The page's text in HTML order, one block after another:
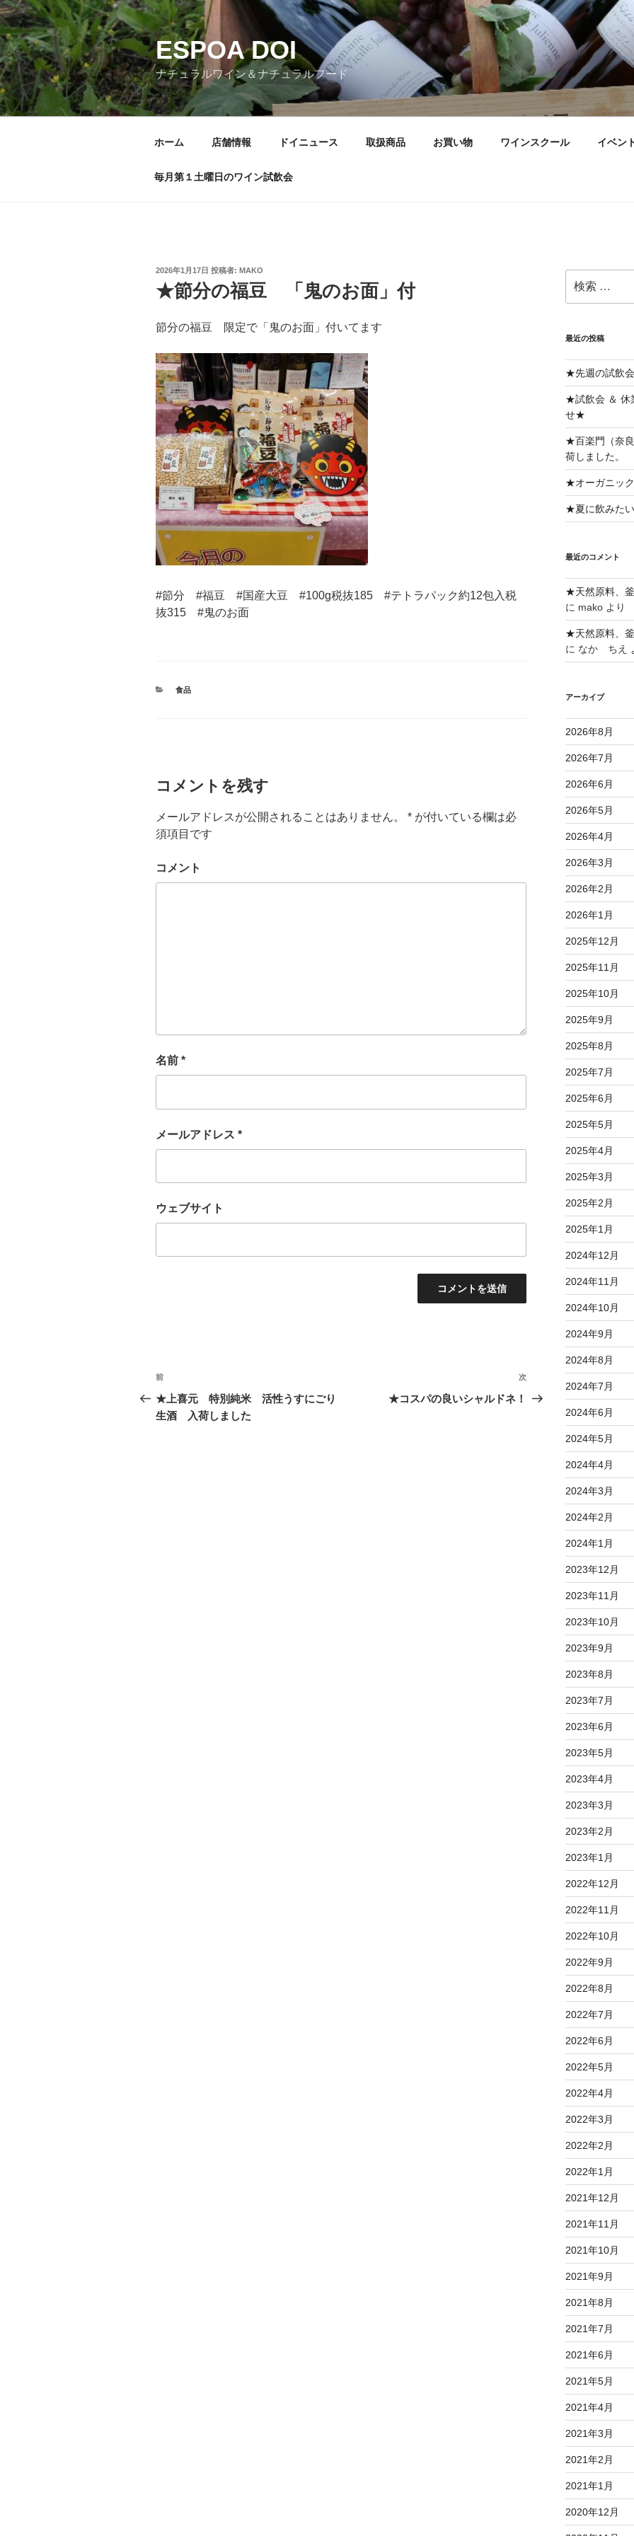
コ
ン
テ
ン
ツ
へ
ス
ESPOA DOI
ナチュラルワイン＆ナチュラルフード
ホーム 店舗情報 ドイニュース 取扱商品 お買い物 ワインスクール イベン
毎月第１土曜日のワイン試飲会
投
日:
2026年1月17日 投稿者: MAKO
★節分の福豆 「鬼のお面」付
節分の福豆 限定で「鬼のお面」付いてます
#節分 #福豆 #国産大豆 #100g税抜185 #テトラパック約12包入税
抜315 #鬼のお面
カ
食品
コメントを残す
メールアドレスが公開されることはありません。 * が付いている欄は必
須項目です
コメント
名前 *
メールアドレス *
ウェブサイト
投
稿
ナ
過
去
の
前
★上喜元 特別純米 活性うすにごり
生酒 入荷しました
の
次
★コスパの良いシャルドネ！
索:
最近の投稿
★先週の試飲
★試飲会 ＆ 休
せ★
★百楽門（奈
荷しました。
★オーガニッ
★夏に飲みた
最近のコメント
★天然原料、
に makoより
★天然原料、
に なか ちえ
アーカイブ
2026年8月
2026年7月
2026年6月
2026年5月
2026年4月
2026年3月
2026年2月
2026年1月
2025年12月
2025年11月
2025年10月
2025年9月
2025年8月
2025年7月
2025年6月
2025年5月
2025年4月
2025年3月
2025年2月
2025年1月
2024年12月
2024年11月
2024年10月
2024年9月
2024年8月
2024年7月
2024年6月
2024年5月
2024年4月
2024年3月
2024年2月
2024年1月
2023年12月
2023年11月
2023年10月
2023年9月
2023年8月
2023年7月
2023年6月
2023年5月
2023年4月
2023年3月
2023年2月
2023年1月
2022年12月
2022年11月
2022年10月
2022年9月
2022年8月
2022年7月
2022年6月
2022年5月
2022年4月
2022年3月
2022年2月
2022年1月
2021年12月
2021年11月
2021年10月
2021年9月
2021年8月
2021年7月
2021年6月
2021年5月
2021年4月
2021年3月
2021年2月
2021年1月
2020年12月